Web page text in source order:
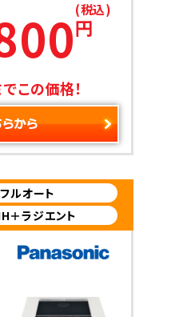
円
(税込)
この価格！
フルオート
＋ラジエント